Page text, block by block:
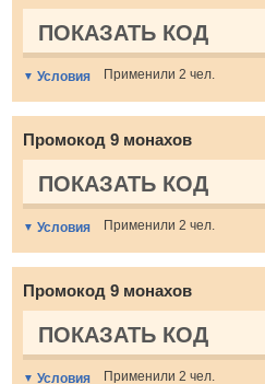
ПОКАЗАТЬ КОД
Условия Применили 2 чел.
Промокод 9 монахов
ПОКАЗАТЬ КОД
Условия Применили 2 чел.
Промокод 9 монахов
ПОКАЗАТЬ КОД
Условия Применили 2 чел.